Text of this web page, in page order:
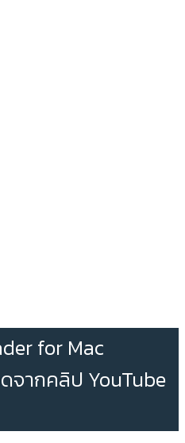
for Mac
จากคลิป YouTube